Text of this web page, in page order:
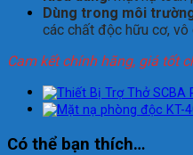
Dùng trong môi
các chất độc hữu cơ,
Cam kết chính hãng, giá tốt
Có thể bạn thích…